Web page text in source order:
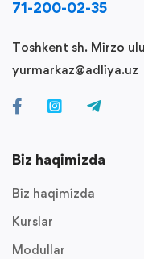
71-200-02-35
Toshkent sh. Mirzo
yurmarkaz@adliya.uz
Biz haqimizda
Biz haqimizda
Kurslar
Modullar